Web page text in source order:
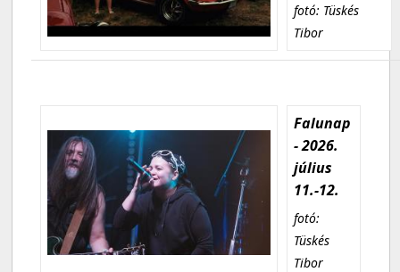
fotó: Tüskés
Tibor
Falunap
- 2026.
július
11.-12.
fotó:
Tüskés
Tibor